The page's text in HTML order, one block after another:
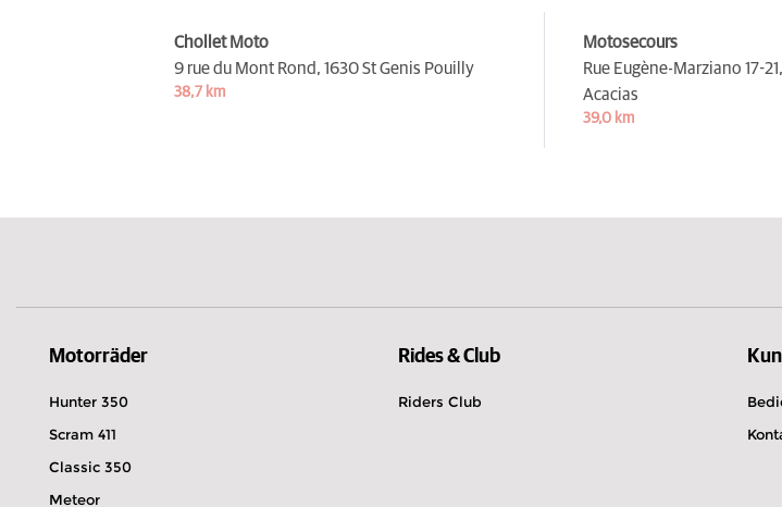
Chollet Moto
9 rue du Mont Rond, 1630 St Genis Pouilly
38,7 km
Motosecours
Rue Eugène-Marziano 17-21,
Acacias
39,0 km
Motorräder
Hunter 350
Scram 411
Classic 350
Meteor
Rides & Club
Riders Club